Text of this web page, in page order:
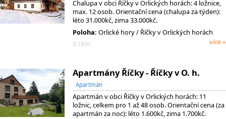
Chalupa v obci Říčky v Orlických horách: 4 ložnice,
max. 12 osob. Orientační cena (chalupa za týden):
léto 31.000kč, zima 33.000kč.
Poloha: Orlické hory / Říčky v Orlických horách
0.1km
více »
Apartmány Říčky - Říčky v O. h.
Apartmán
Apartmán v obci Říčky v Orlických horách: 11
ložnic, celkem pro 1 až 48 osob. Orientační cena (za
apartmán za noc): léto 1.600kč, zima 1.700kč.